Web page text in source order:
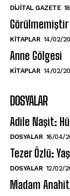
DIJITAL GAZETE
Görülmemiştir
KITAPLAR 14/02/
Anne Gölgesi
KITAPLAR 14/02/
DOSYALAR
Adile Naşit:
DOSYALAR 16/04/
Tezer Özlü:
DOSYALAR 12/02/
Madam